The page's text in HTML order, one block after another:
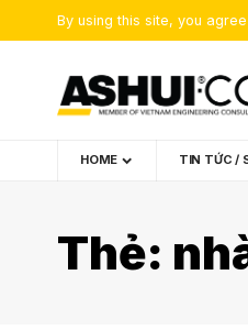
By using this site, you
HOME TIN TỨC /
Thẻ: